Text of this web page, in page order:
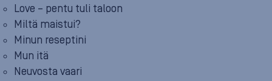
Love – pentu tuli taloon
Miltä maistui?
Minun reseptini
Mun itä
Neuvosta vaari